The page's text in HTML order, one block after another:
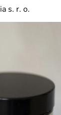
s. r. o.